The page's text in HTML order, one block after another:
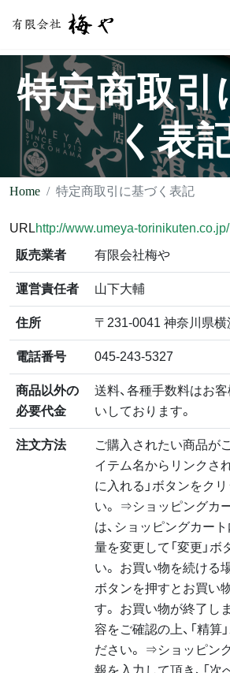
特定商取引
く表
Home 特定商取引に基づく表記
URLhttp://www.umeya-torinikuten.co.jp/
販売業者
有限会社梅や
運営責任者 山下大輔
住所 〒231-0041 神奈川県
電話番号 045-243-5327
商品以外の
必要代金
送料、各種手数料はお
いしております。
注文方法
ご購入されたい商品が
イテム名からリンクさ
に入れる」ボタンをク
い。 ⇒ショッピングカ
は、ショッピングカー
量を変更して「変更」
い。 お買い物を続ける場
ボタンを押すとお買い
す。 お買い物が終了し
容をご確認の上、「精算
ださい。 ⇒ショッピン
報を入力して頂き、「次